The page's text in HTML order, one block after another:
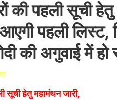
की पहली सूची
पहली लिस्ट,
की अगुवाई में हो
सूची हेतु महामंथन जारी,